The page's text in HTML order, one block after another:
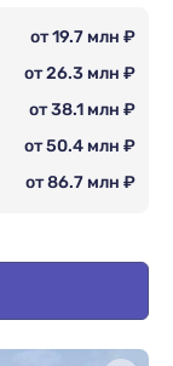
от 19.7 млн ₽
от 26.3 млн ₽
от 38.1 млн ₽
от 50.4 млн ₽
от 86.7 млн ₽